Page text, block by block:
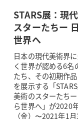
STARS展：現
スターたちー
世界へ
日本の現代美術界
く世界が認める6名
たち、その初期作
を展示する「
美術のスターたち
ら世界へ」が2020
（金）〜2021年1